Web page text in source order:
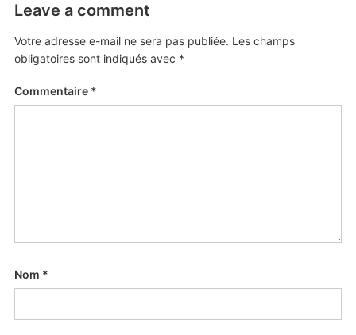
Leave a comment
Votre adresse e-mail ne sera pas publiée. Les champs
obligatoires sont indiqués avec *
Commentaire *
Nom *